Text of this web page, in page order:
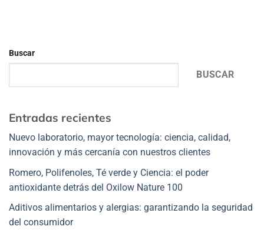
Buscar
BUSCAR
Entradas recientes
Nuevo laboratorio, mayor tecnología: ciencia, calidad,
innovación y más cercanía con nuestros clientes
Romero, Polifenoles, Té verde y Ciencia: el poder
antioxidante detrás del Oxilow Nature 100
Aditivos alimentarios y alergias: garantizando la seguridad
del consumidor